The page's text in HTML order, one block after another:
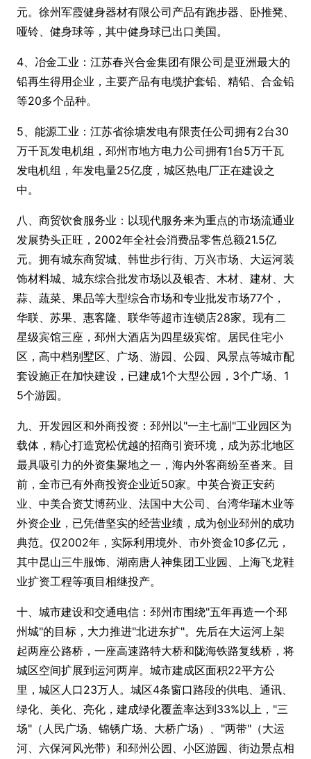
元。徐州军霞健身器材有限公司产品有跑步器、卧推凳、
哑铃、健身球等，其中健身球已出口美国。
4、冶金工业：江苏春兴合金集团有限公司是亚洲最大的
铅再生得用企业，主要产品有电缆护套铅、精铅、合金铅
等20多个品种。
5、能源工业：江苏省徐塘发电有限责任公司拥有2台30
万千瓦发电机组，邳州市地方电力公司拥有1台5万千瓦
发电机组，年发电量25亿度，城区热电厂正在建设之
中。
八、商贸饮食服务业：以现代服务来为重点的市场流通业
发展势头正旺，2002年全社会消费品零售总额21.5亿
元。拥有城东商贸城、韩世步行街、万兴市场、大运河装
饰材料城、城东综合批发市场以及银杏、木材、建材、大
蒜、蔬菜、果品等大型综合市场和专业批发市场77个，
华联、苏果、惠客隆、联华等超市连锁店28家。现有二
星级宾馆三座，邳州大酒店为四星级宾馆。居民住宅小
区，高中档别墅区、广场、游园、公园、风景点等城市配
套设施正在加快建设，已建成1个大型公园，3个广场、1
5个游园。
九、开发园区和外商投资：邳州以"一主七副"工业园区为
载体，精心打造宽松优越的招商引资环境，成为苏北地区
最具吸引力的外资集聚地之一，海内外客商纷至沓来。目
前，全市已有外商投资企业近50家。中英合资正安药
业、中美合资艾博药业、法国中大公司、台湾华瑞木业等
外资企业，已凭借坚实的经营业绩，成为创业邳州的成功
典范。仅2002年，实际利用境外、市外资金10多亿元，
其中昆山三牛服饰、湖南唐人神集团工业园、上海飞龙鞋
业扩资工程等项目相继投产。
十、城市建设和交通电信：邳州市围绕"五年再造一个邳
州城"的目标，大力推进"北进东扩"。先后在大运河上架
起两座公路桥，一座高速路特大桥和陇海铁路复线桥，将
城区空间扩展到运河两岸。城市建成区面积22平方公
里，城区人口23万人。城区4条窗口路段的供电、通讯、
绿化、美化、亮化，建成绿化覆盖率达到33%以上，"三
场"（人民广场、锦锈广场、大桥广场）、"两带"（大运
河、六保河风光带）和邳州公园、小区游园、街边景点相